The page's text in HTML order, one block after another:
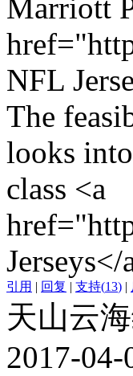
Marriott
NFL
The
looks
class <a
引用 | 回复 | 支持(13) |
天山云
2017-04-